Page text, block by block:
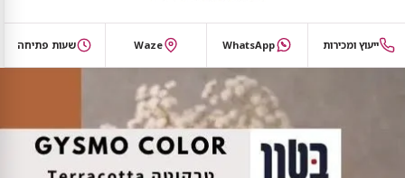
ייעוץ ומכירות WhatsApp
Waze שעות פתיחה